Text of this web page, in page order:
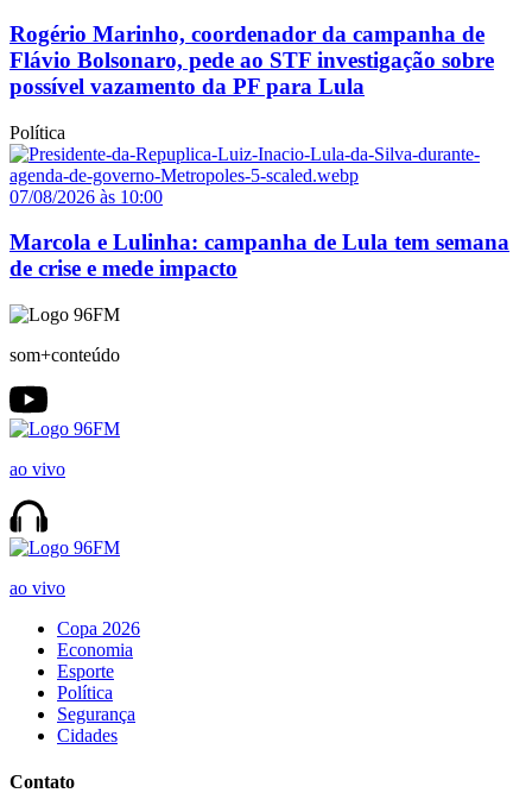
Rogério Marinho, coordenador da campanha de
Flávio Bolsonaro, pede ao STF investigação sobre
possível vazamento da PF para Lula
Política
07/08/2026 às 10:00
Marcola e Lulinha: campanha de Lula tem semana
de crise e mede impacto
som+conteúdo
ao vivo
ao vivo
Copa 2026
Economia
Esporte
Política
Segurança
Cidades
Contato